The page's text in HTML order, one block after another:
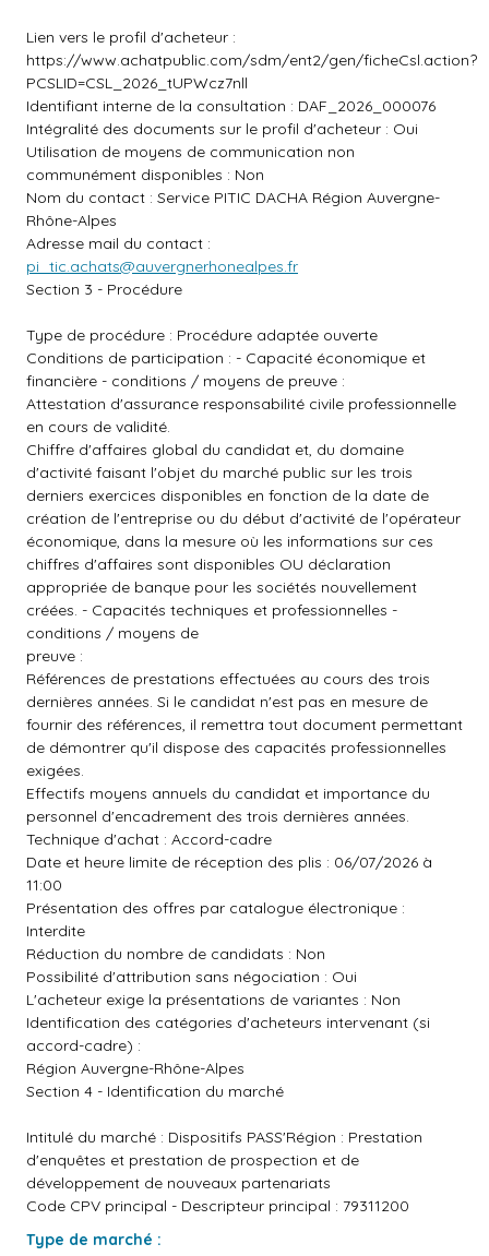
Lien vers le profil d'acheteur :
https://www.achatpublic.com/sdm/ent2/gen/ficheCsl.action?
PCSLID=CSL_2026_tUPWcz7nll
Identifiant interne de la consultation : DAF_2026_000076
Intégralité des documents sur le profil d'acheteur : Oui
Utilisation de moyens de communication non
communément disponibles : Non
Nom du contact : Service PITIC DACHA Région Auvergne-
Rhône-Alpes
Adresse mail du contact :
pi_tic.achats@auvergnerhonealpes.fr
Section 3 - Procédure
Type de procédure : Procédure adaptée ouverte
Conditions de participation : - Capacité économique et
financière - conditions / moyens de preuve :
Attestation d'assurance responsabilité civile professionnelle
en cours de validité.
Chiffre d'affaires global du candidat et, du domaine
d'activité faisant l'objet du marché public sur les trois
derniers exercices disponibles en fonction de la date de
création de l'entreprise ou du début d'activité de l'opérateur
économique, dans la mesure où les informations sur ces
chiffres d'affaires sont disponibles OU déclaration
appropriée de banque pour les sociétés nouvellement
créées. - Capacités techniques et professionnelles -
conditions / moyens de
preuve :
Références de prestations effectuées au cours des trois
dernières années. Si le candidat n'est pas en mesure de
fournir des références, il remettra tout document permettant
de démontrer qu'il dispose des capacités professionnelles
exigées.
Effectifs moyens annuels du candidat et importance du
personnel d'encadrement des trois dernières années.
Technique d'achat : Accord-cadre
Date et heure limite de réception des plis : 06/07/2026 à
11:00
Présentation des offres par catalogue électronique :
Interdite
Réduction du nombre de candidats : Non
Possibilité d'attribution sans négociation : Oui
L'acheteur exige la présentations de variantes : Non
Identification des catégories d'acheteurs intervenant (si
accord-cadre) :
Région Auvergne-Rhône-Alpes
Section 4 - Identification du marché
Intitulé du marché : Dispositifs PASS'Région : Prestation
d'enquêtes et prestation de prospection et de
développement de nouveaux partenariats
Code CPV principal - Descripteur principal : 79311200
Type de marché :